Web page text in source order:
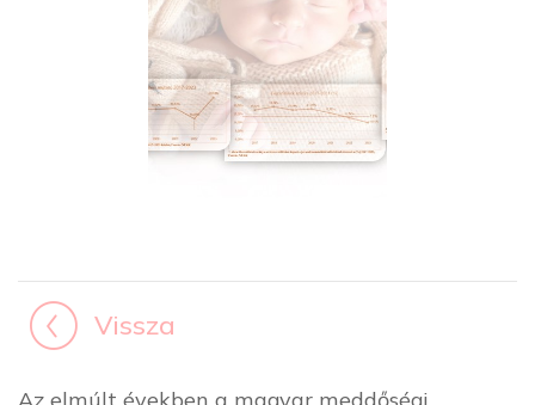
Vissza
Az elmúlt években a magyar meddőségi